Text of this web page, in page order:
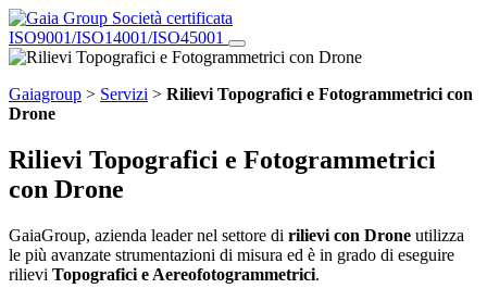
Società certificata
ISO9001/ISO14001/ISO45001
Gaiagroup > Servizi > Rilievi Topografici e Fotogrammetrici con
Drone
Rilievi Topografici e Fotogrammetrici
con Drone
GaiaGroup, azienda leader nel settore di rilievi con Drone utilizza
le più avanzate strumentazioni di misura ed è in grado di eseguire
rilievi Topografici e Aereofotogrammetrici.